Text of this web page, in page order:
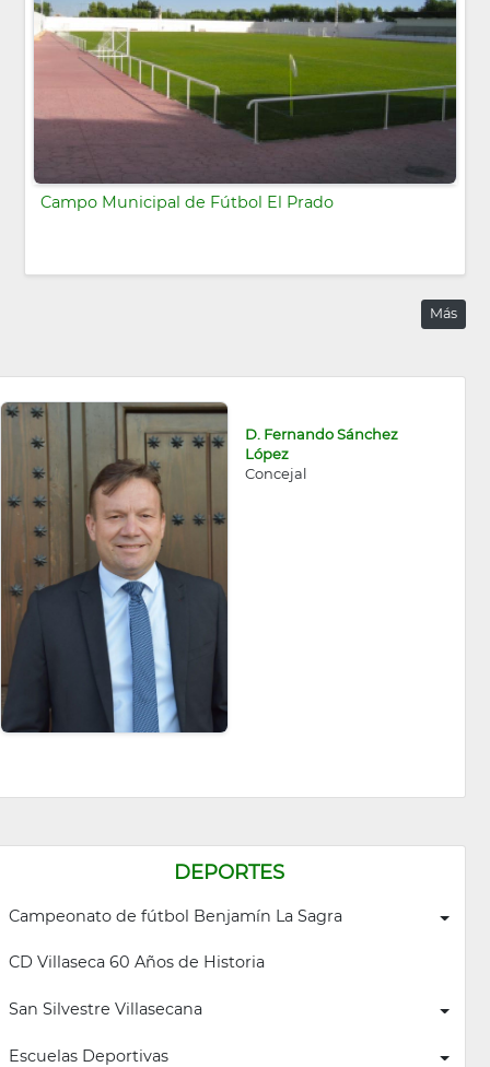
D. Fernando Sánchez
López
Concejal
DEPORTES
Campeonato de fútbol Benjamín La Sagra
CD Villaseca 60 Años de Historia
San Silvestre Villasecana
Escuelas Deportivas
Campo Municipal de Fútbol El Prado
Más